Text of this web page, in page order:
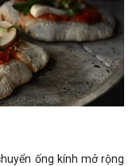
ống kính mở rộng